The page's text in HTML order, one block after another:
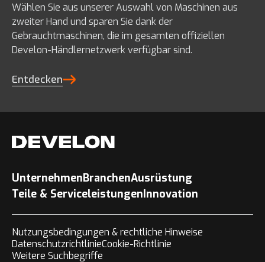
Wählen Sie aus unserer Auswahl von Maschinen aus
zweiter Hand und sparen Sie dank der
Gebrauchtmaschinen, die im gesamten offiziellen
Develon-Händlernetzwerk verfügbar sind.
Entdecken
UnternehmenBranchenAusrüstung
Teile & ServiceleistungenInnovation
Nutzungsbedingungen & rechtliche Hinweise
DatenschutzrichtlinieCookie-Richtlinie
Weitere Suchbegriffe